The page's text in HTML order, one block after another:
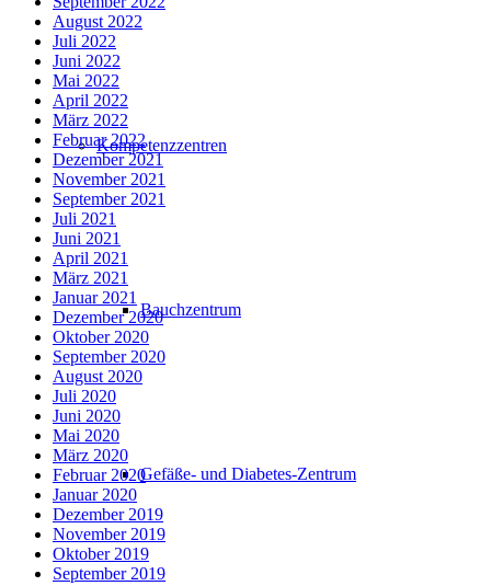
Kompetenzzentren
Bauchzentrum
Gefäße- und Diabetes-Zentrum
August 2022
Juli 2022
Juni 2022
Mai 2022
April 2022
März 2022
Februar 2022
Dezember 2021
November 2021
September 2021
Juli 2021
Juni 2021
April 2021
März 2021
Januar 2021
Dezember 2020
Oktober 2020
September 2020
August 2020
Juli 2020
Juni 2020
Mai 2020
März 2020
Februar 2020
Januar 2020
Dezember 2019
November 2019
Oktober 2019
September 2019